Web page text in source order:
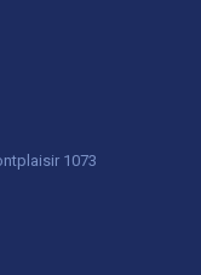
1073